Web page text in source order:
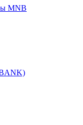
MNB